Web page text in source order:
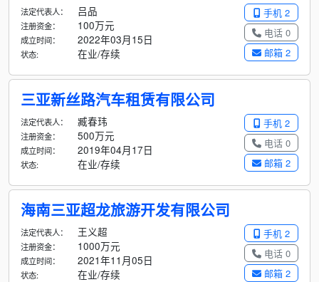
手机 2
电话 0
邮箱 2
法定代表人： 吕品
注册资金： 100万元
成立时间： 2022年03月15日
状态: 在业/存续
三亚新丝路汽车租赁有限公司
手机 2
电话 0
邮箱 2
法定代表人： 臧春玮
注册资金： 500万元
成立时间： 2019年04月17日
状态: 在业/存续
海南三亚超龙旅游开发有限公司
手机 2
电话 0
邮箱 2
法定代表人： 王义超
注册资金： 1000万元
成立时间： 2021年11月05日
状态: 在业/存续